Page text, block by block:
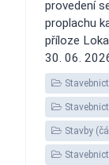
provedení
proplachu
příloze
30. 06.
Stavby